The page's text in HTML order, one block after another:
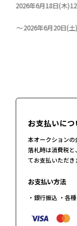
2026年6月18日(木
2026年6月20日(土
お支払いにつ
本オークションの
落札時は消費税
てお支払いただき
お支払い方法
・銀行振込 ・各